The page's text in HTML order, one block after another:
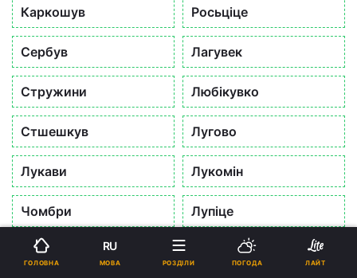
Головна Війна
Каркошув Росьціце
Сербув Лагувек
Стружини Любікувко
Стшешкув Лугово
Лукави Лукомін
Чомбри Лупіце
Свідвовець
ГОЛОВНА
RU
МОВА РОЗДІЛИ ПОГОДА ЛАЙТ
Ми використовуємо Погоджуюся